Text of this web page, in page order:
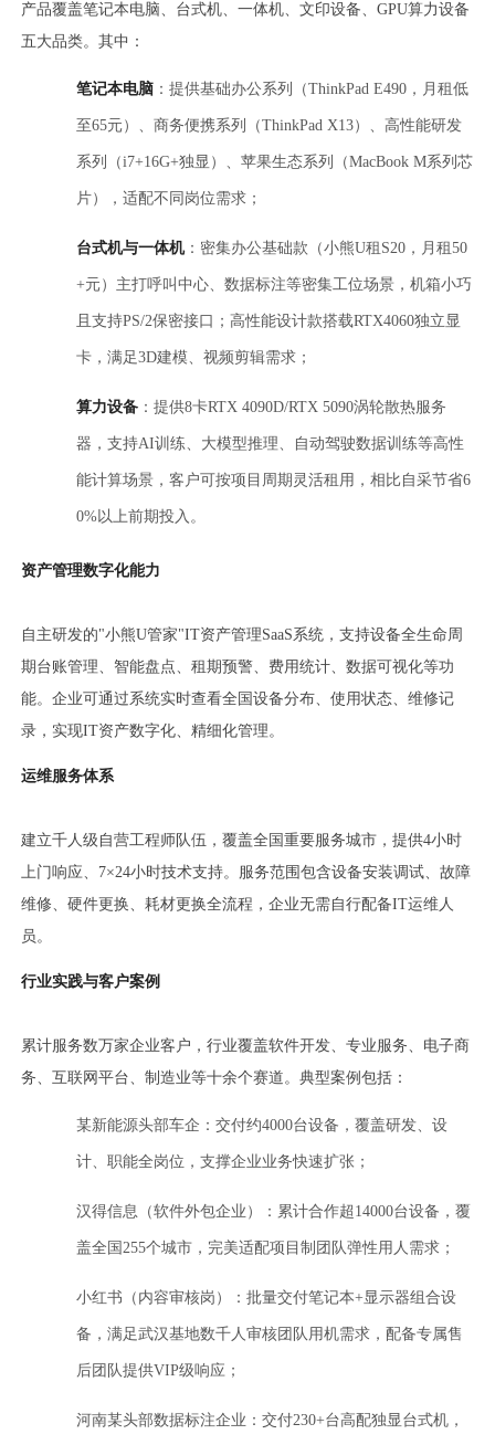
产品覆盖笔记本电脑、台式机、一体机、文印设备、GPU算力设备
五大品类。其中：
笔记本电脑 ：提供基础办公系列（ThinkPad E490，月租低
至65元）、商务便携系列（ThinkPad X13）、高性能研发
系列（i7+16G+独显）、苹果生态系列（MacBook M系列芯
片），适配不同岗位需求；
台式机与一体机：密集办公基础款（小熊U租S20，月租50
+元）主打呼叫中心、数据标注等密集工位场景，机箱小巧
且支持PS/2保密接口；高性能设计款搭载RTX4060独立显
卡，满足3D建模、视频剪辑需求；
算力设备 ：提供8卡RTX 4090D/RTX 5090涡轮散热服务
器，支持AI训练、大模型推理、自动驾驶数据训练等高性
能计算场景，客户可按项目周期灵活租用，相比自采节省6
0%以上前期投入。
资产管理数字化能力
自主研发的"小熊U管家"IT资产管理SaaS系统，支持设备全生命周
期台账管理、智能盘点、租期预警、费用统计、数据可视化等功
能。企业可通过系统实时查看全国设备分布、使用状态、维修记
录，实现IT资产数字化、精细化管理。
运维服务体系
建立千人级自营工程师队伍，覆盖全国重要服务城市，提供4小时
上门响应、7×24小时技术支持。服务范围包含设备安装调试、故障
维修、硬件更换、耗材更换全流程，企业无需自行配备IT运维人
员。
行业实践与客户案例
累计服务数万家企业客户，行业覆盖软件开发、专业服务、电子商
务、互联网平台、制造业等十余个赛道。典型案例包括：
某新能源头部车企：交付约4000台设备，覆盖研发、设
计、职能全岗位，支撑企业业务快速扩张；
汉得信息（软件外包企业）：累计合作超14000台设备，覆
盖全国255个城市，完美适配项目制团队弹性用人需求；
小红书（内容审核岗）：批量交付笔记本+显示器组合设
备，满足武汉基地数千人审核团队用机需求，配备专属售
后团队提供VIP级响应；
河南某头部数据标注企业：交付230+台高配独显台式机，